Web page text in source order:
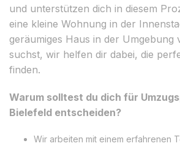
und unterstützen dich in diesem
eine kleine Wohnung in der
geräumiges Haus in der Umgebung
suchst, wir helfen dir dabei, die
finden.
Warum solltest du dich für
Bielefeld entscheiden?
Wir arbeiten mit einem erfahrenen